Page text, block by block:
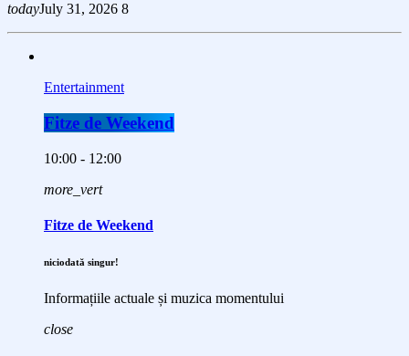
todayJuly 31, 2026 8
Entertainment
Fitze de Weekend
10:00 - 12:00
more_vert
Fitze de Weekend
niciodată singur!
Informațiile actuale și muzica momentului
close